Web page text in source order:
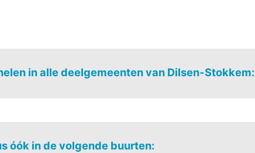
in alle deelgemeenten van Dilsen-Stokkem:
óók in de volgende buurten: